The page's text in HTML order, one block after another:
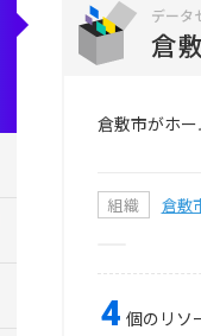
データ
倉
倉敷市がホ
組織 倉敷
4 個のリソ